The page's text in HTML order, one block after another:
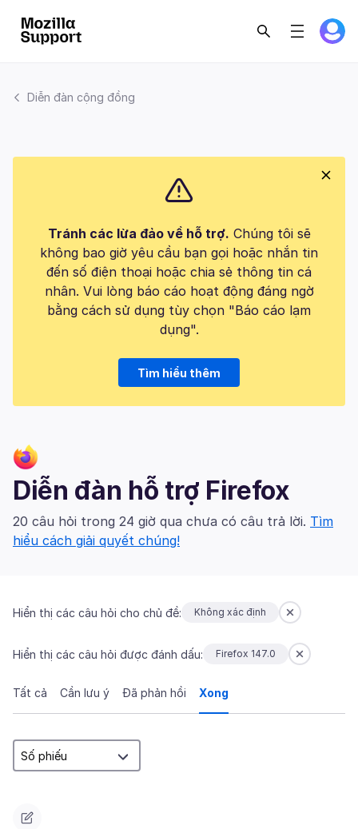
Diễn đàn cộng đồng
Tránh các lừa đảo về hỗ trợ. Chúng tôi sẽ
không bao giờ yêu cầu bạn gọi hoặc nhắn tin
đến số điện thoại hoặc chia sẻ thông tin cá
nhân. Vui lòng báo cáo hoạt động đáng ngờ
bằng cách sử dụng tùy chọn "Báo cáo lạm
dụng".
Tìm hiểu thêm
Diễn đàn hỗ trợ Firefox
20 câu hỏi trong 24 giờ qua chưa có câu trả lời. Tìm
hiểu cách giải quyết chúng!
Hiển thị các câu hỏi cho chủ đề: Không xác định
Hiển thị các câu hỏi được đánh dấu: Firefox 147.0
Tất cả Cần lưu ý Đã phản hồi Xong